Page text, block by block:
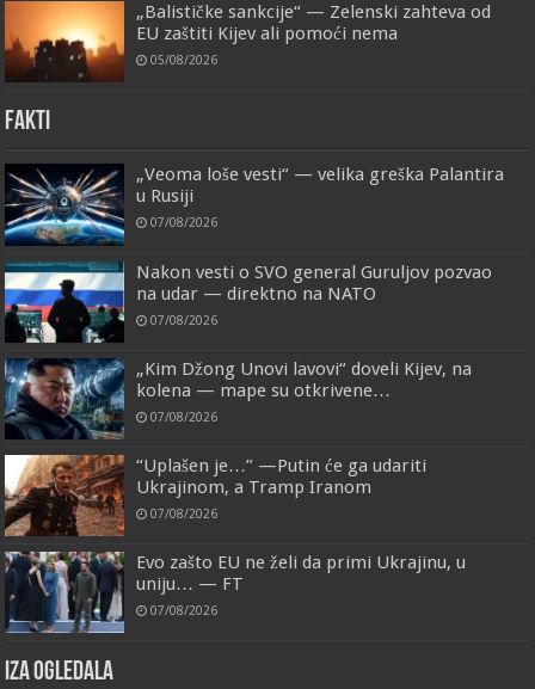
„Balističke sankcije“ — Zelenski zahteva od
EU zaštiti Kijev ali pomoći nema
05/08/2026
FAKTI
„Veoma loše vesti“ — velika greška Palantira
u Rusiji
07/08/2026
Nakon vesti o SVO general Guruljov pozvao
na udar — direktno na NATO
07/08/2026
„Kim Džong Unovi lavovi“ doveli Kijev, na
kolena — mape su otkrivene…
07/08/2026
“Uplašen je…” —Putin će ga udariti
Ukrajinom, a Tramp Iranom
07/08/2026
Evo zašto EU ne želi da primi Ukrajinu, u
uniju… — FT
07/08/2026
IZA OGLEDALA